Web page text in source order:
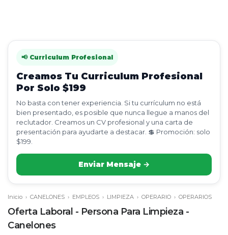
📢 Curriculum Profesional
Creamos Tu Curriculum Profesional
Por Solo $199
No basta con tener experiencia. Si tu currículum no está
bien presentado, es posible que nunca llegue a manos del
reclutador. Creamos un CV profesional y una carta de
presentación para ayudarte a destacar. 💲 Promoción: solo
$199.
Enviar Mensaje →
Inicio › CANELONES › EMPLEOS › LIMPIEZA › OPERARIO › OPERARIOS
Oferta Laboral - Persona Para Limpieza -
Canelones